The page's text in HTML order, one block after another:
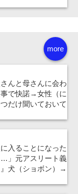
more
んと母さんに会わ
で快諾→女性（に
だけ聞いておいて
入ることになった
」元アスリート義
犬（ショボン）→